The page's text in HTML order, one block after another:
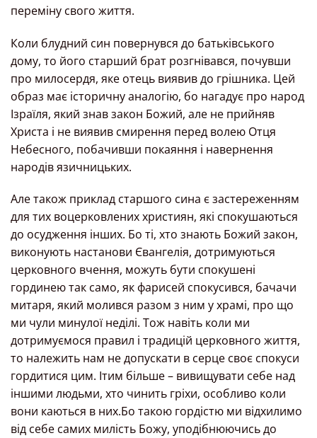
переміну свого життя.
Коли блудний син повернувся до батьківського
дому, то його старший брат розгнівався, почувши
про милосердя, яке отець виявив до грішника. Цей
образ має історичну аналогію, бо нагадує про народ
Ізраїля, який знав закон Божий, але не прийняв
Христа і не виявив смирення перед волею Отця
Небесного, побачивши покаяння і навернення
народів язичницьких.
Але також приклад старшого сина є застереженням
для тих воцерковлених християн, які спокушаються
до осудження інших. Бо ті, хто знають Божий закон,
виконують настанови Євангелія, дотримуються
церковного вчення, можуть бути спокушені
гординею так само, як фарисей спокусився, бачачи
митаря, який молився разом з ним у храмі, про що
ми чули минулої неділі. Тож навіть коли ми
дотримуємося правил і традицій церковного життя,
то належить нам не допускати в серце своє спокуси
гордитися цим. Ітим більше – вивищувати себе над
іншими людьми, хто чинить гріхи, особливо коли
вони каються в них.Бо такою гордістю ми відхилимо
від себе самих милість Божу, уподібнюючись до